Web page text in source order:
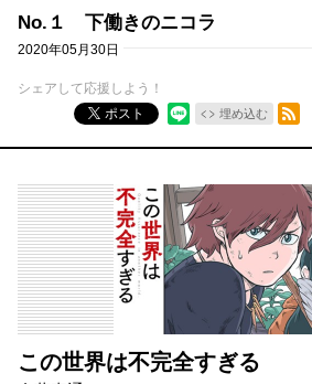
No.１ 下働きのニコラ
2020年05月30日
シェアして応援しよう！
ポスト
埋め込む
RSSフィード
この世界は不完全すぎる